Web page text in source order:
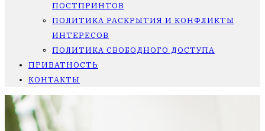
ПОСТПРИНТОВ
ПОЛИТИКА РАСКРЫТИЯ И КОНФЛИКТЫ
ИНТЕРЕСОВ
ПОЛИТИКА СВОБОДНОГО ДОСТУПА
ПРИВАТНОСТЬ
КОНТАКТЫ